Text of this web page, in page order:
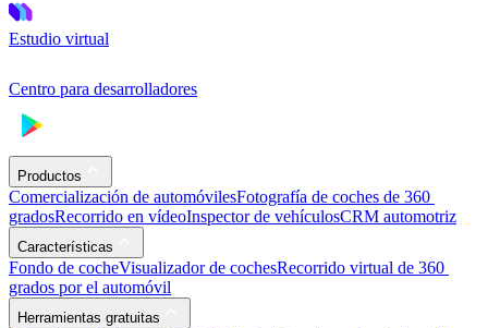
Estudio virtual
Centro para desarrolladores
Productos
Comercialización de automóvilesFotografía de coches de 360 ​​
gradosRecorrido en vídeoInspector de vehículosCRM automotriz
Características
Fondo de cocheVisualizador de cochesRecorrido virtual de 360 ​​
grados por el automóvil
Herramientas gratuitas